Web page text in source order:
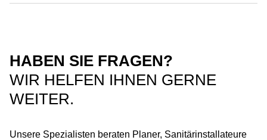
HABEN SIE FRAGEN?
WIR HELFEN IHNEN GERNE
WEITER.
Unsere Spezialisten beraten Planer, Sanitärinstallateure